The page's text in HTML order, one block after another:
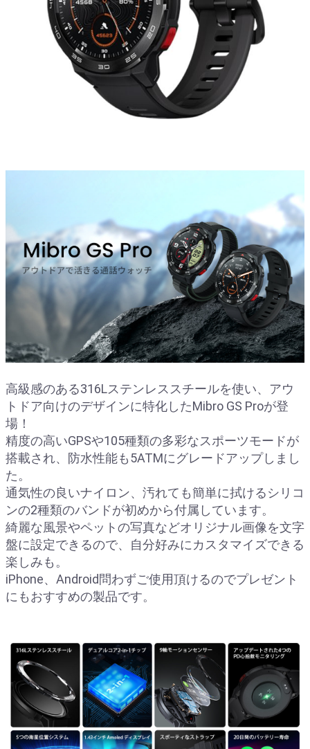
高級感のある316Lステンレススチールを使い、アウ
トドア向けのデザインに特化したMibro GS Proが登
場！
精度の高いGPSや105種類の多彩なスポーツモードが
搭載され、防水性能も5ATMにグレードアップしまし
た。
通気性の良いナイロン、汚れても簡単に拭けるシリコ
ンの2種類のバンドが初めから付属しています。
綺麗な風景やペットの写真などオリジナル画像を文字
盤に設定できるので、自分好みにカスタマイズできる
楽しみも。
iPhone、Android問わずご使用頂けるのでプレゼント
にもおすすめの製品です。